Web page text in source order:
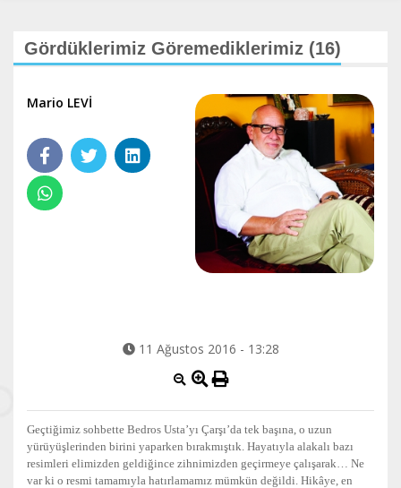
Gördüklerimiz Göremediklerimiz (16)
Mario LEVİ
11 Ağustos 2016 - 13:28
Geçtiğimiz sohbette Bedros Usta’yı Çarşı’da tek başına, o uzun
yürüyüşlerinden birini yaparken bırakmıştık. Hayatıyla alakalı bazı
resimleri elimizden geldiğince zihnimizden geçirmeye çalışarak… Ne
var ki o resmi tamamıyla hatırlamamız mümkün değildi. Hikâye, en